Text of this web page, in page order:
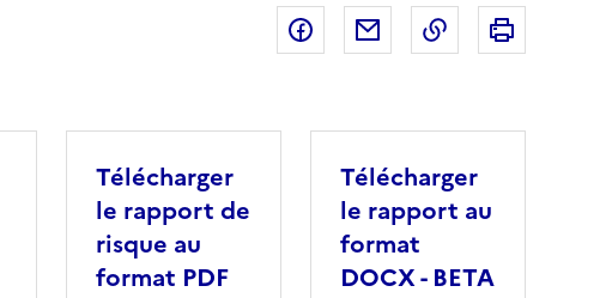
Partager sur Facebook
Partager par email
Copier dans le
Télécharger
le rapport de
risque au
format PDF
Télécharger
le rapport au
format
DOCX - BETA